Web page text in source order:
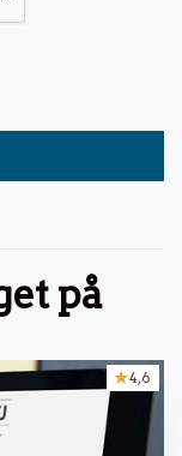
på
4,6